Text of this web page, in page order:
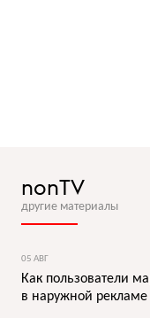
nonTV
другие материалы
05 АВГ
Как пользователи
в наружной рекламе